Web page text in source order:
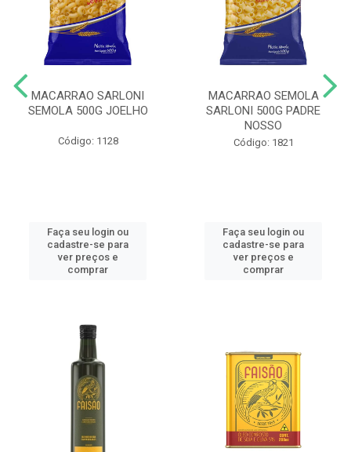
MACARRAO SARLONI
SEMOLA 500G JOELHO
Código: 1128
Faça seu login ou
cadastre-se para
ver preços e
comprar
MACARRAO SEMOLA
SARLONI 500G PADRE
NOSSO
Código: 1821
Faça seu login ou
cadastre-se para
ver preços e
comprar